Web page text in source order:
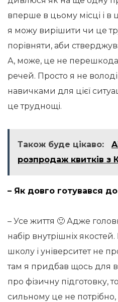
вперше в цьому місці і в
я можу вирішити чи це
порівняти, аби
А, може, це не
речей. Просто я не
навичками для цієї
це труднощі.
Також буде цікаво:
розпродаж квитків з
– Як довго готувався
– Усе життя 🙂 Адже
набір внутрішніх
школу і університет не
там я придбав щось для
про фізичну підготовку,
сильному це не